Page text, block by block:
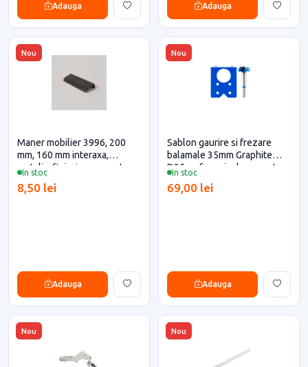
Adauga Adauga
Nou
In stoc
Maner mobilier 3996, 200
mm, 160 mm interaxa,
metalic, finisaj negru mat
eficiente
8,50 lei
Adauga
Nou
In stoc
Sablon gaurire si frezare
balamale 35mm Graphite
D35 cu freza inclusa pentru
69,00 lei
Adauga
Nou Nou